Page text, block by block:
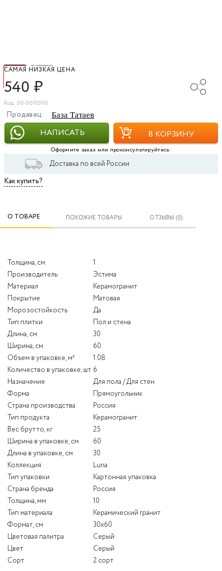
САМАЯ НИЗКАЯ ЦЕНА
540 ₽
Код: 00-00105110
Продавец: База Татаев
НАПИСАТЬ В КОРЗИНУ
Оформите заказ или проконсультируйтесь:
Доставка по всей России
Как купить?
О ТОВАРЕ ПОХОЖИЕ ТОВАРЫ ОТЗЫВЫ (0)
Толщина, см
1
Производитель
Эстима
Материал
Керамогранит
Покрытие
Матовая
Морозостойкость
Да
Тип плитки
Пол и стена
Длина, см
30
Ширина, см
60
Объем в упаковке, м²
1.08
Количество в упаковке, шт 6
Назначение
Для пола / Для стен
Форма
Прямоугольник
Страна производства
Россия
Тип продукта
Керамогранит
Вес брутто, кг
25
Ширина в упаковке, см
60
Длина в упаковке, см
30
Коллекция
Luna
Тип упаковки
Картонная упаковка
Страна бренда
Россия
Толщина, мм
10
Тип материала
Керамический гранит
Формат, см
30x60
Цветовая палитра
Серый
Цвет
Серый
Сорт
2 сорт